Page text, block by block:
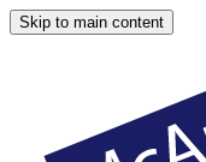
Skip to main content